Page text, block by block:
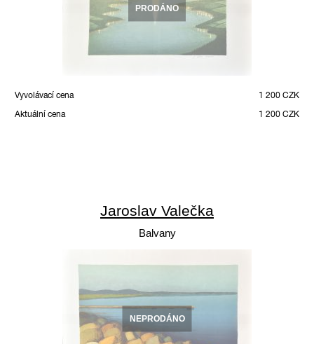
PRODÁNO
Vyvolávací cena
1 200 CZK
Aktuální cena
1 200 CZK
Jaroslav Valečka
Balvany
NEPRODÁNO